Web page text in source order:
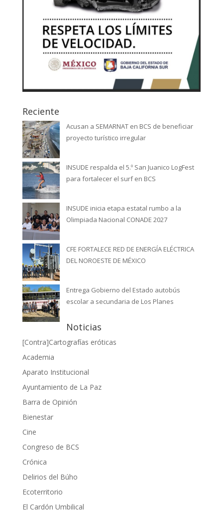
Reciente
Acusan a SEMARNAT en BCS de beneficiar
proyecto turístico irregular
INSUDE respalda el 5.º San Juanico LogFest
para fortalecer el surf en BCS
INSUDE inicia etapa estatal rumbo a la
Olimpiada Nacional CONADE 2027
CFE FORTALECE RED DE ENERGÍA ELÉCTRICA
DEL NOROESTE DE MÉXICO
Entrega Gobierno del Estado autobús
escolar a secundaria de Los Planes
Noticias
[Contra]Cartografías eróticas
Academia
Aparato Institucional
Ayuntamiento de La Paz
Barra de Opinión
Bienestar
Cine
Congreso de BCS
Crónica
Delirios del Búho
Ecoterritorio
El Cardón Umbilical